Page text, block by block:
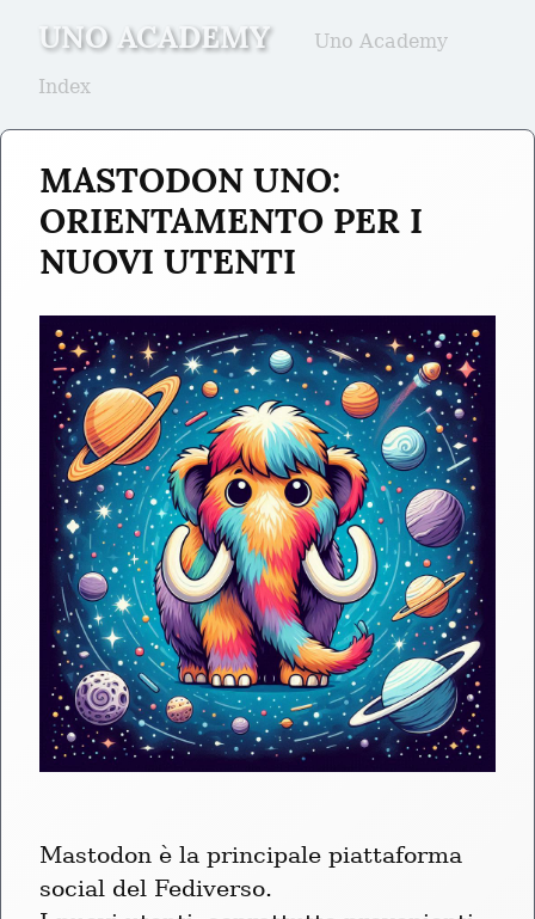
UNO ACADEMY
Uno Academy
Index
MASTODON UNO:
ORIENTAMENTO PER I
NUOVI UTENTI
Mastodon è la principale piattaforma
social del Fediverso.